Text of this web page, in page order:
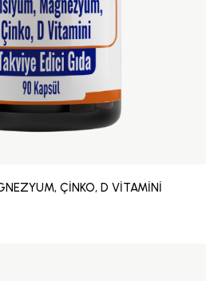
ÇİNKO, D VİTAMİNİ